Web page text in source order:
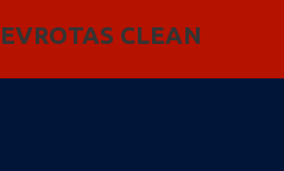
EVROTAS CLEAN